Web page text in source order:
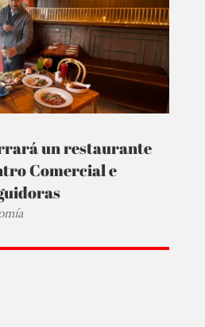
un restaurante
Comercial e